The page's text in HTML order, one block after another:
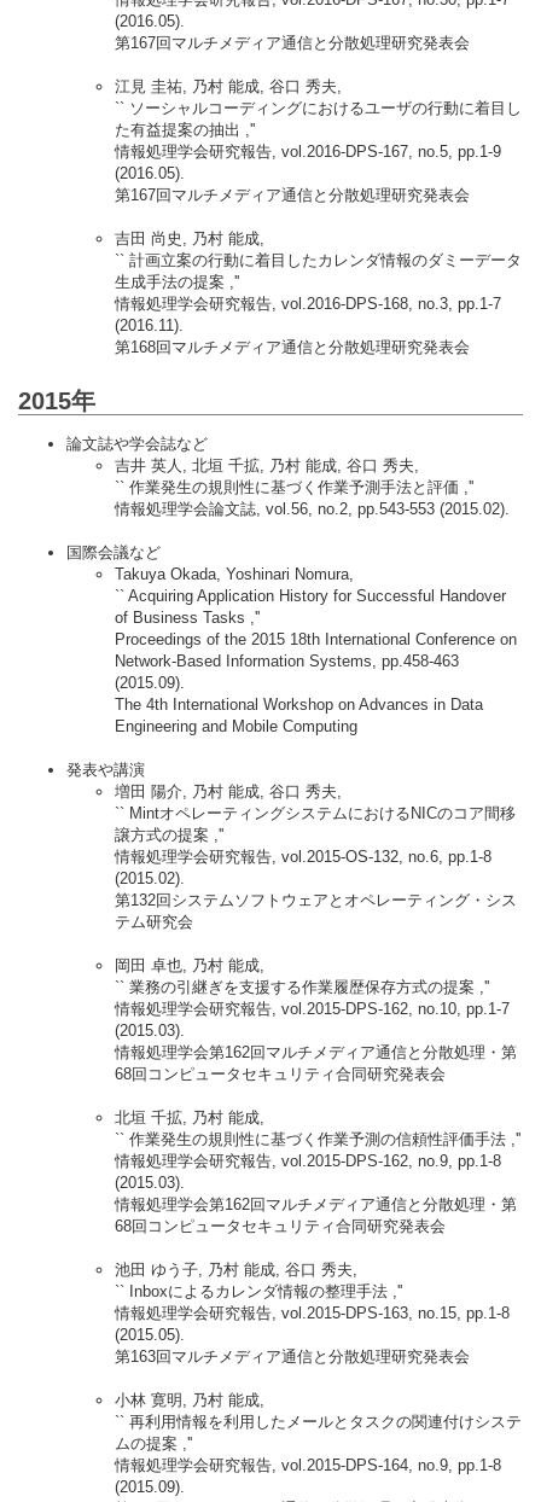
(2016.05).
第167回マルチメディア通信と分散処理研究発表会
江見 圭祐, 乃村 能成, 谷口 秀夫,
`` ソーシャルコーディングにおけるユーザの行動に着目し
た有益提案の抽出 ,''
情報処理学会研究報告, vol.2016-DPS-167, no.5, pp.1-9
(2016.05).
第167回マルチメディア通信と分散処理研究発表会
吉田 尚史, 乃村 能成,
`` 計画立案の行動に着目したカレンダ情報のダミーデータ
生成手法の提案 ,''
情報処理学会研究報告, vol.2016-DPS-168, no.3, pp.1-7
(2016.11).
第168回マルチメディア通信と分散処理研究発表会
2015年
論文誌や学会誌など
吉井 英人, 北垣 千拡, 乃村 能成, 谷口 秀夫,
`` 作業発生の規則性に基づく作業予測手法と評価 ,''
情報処理学会論文誌, vol.56, no.2, pp.543-553 (2015.02).
国際会議など
Takuya Okada, Yoshinari Nomura,
`` Acquiring Application History for Successful Handover
of Business Tasks ,''
Proceedings of the 2015 18th International Conference on
Network-Based Information Systems, pp.458-463
(2015.09).
The 4th International Workshop on Advances in Data
Engineering and Mobile Computing
発表や講演
増田 陽介, 乃村 能成, 谷口 秀夫,
`` MintオペレーティングシステムにおけるNICのコア間移
譲方式の提案 ,''
情報処理学会研究報告, vol.2015-OS-132, no.6, pp.1-8
(2015.02).
第132回システムソフトウェアとオペレーティング・シス
テム研究会
岡田 卓也, 乃村 能成,
`` 業務の引継ぎを支援する作業履歴保存方式の提案 ,''
情報処理学会研究報告, vol.2015-DPS-162, no.10, pp.1-7
(2015.03).
情報処理学会第162回マルチメディア通信と分散処理・第
68回コンピュータセキュリティ合同研究発表会
北垣 千拡, 乃村 能成,
`` 作業発生の規則性に基づく作業予測の信頼性評価手法 ,''
情報処理学会研究報告, vol.2015-DPS-162, no.9, pp.1-8
(2015.03).
情報処理学会第162回マルチメディア通信と分散処理・第
68回コンピュータセキュリティ合同研究発表会
池田 ゆう子, 乃村 能成, 谷口 秀夫,
`` Inboxによるカレンダ情報の整理手法 ,''
情報処理学会研究報告, vol.2015-DPS-163, no.15, pp.1-8
(2015.05).
第163回マルチメディア通信と分散処理研究発表会
小林 寛明, 乃村 能成,
`` 再利用情報を利用したメールとタスクの関連付けシステ
ムの提案 ,''
情報処理学会研究報告, vol.2015-DPS-164, no.9, pp.1-8
(2015.09).